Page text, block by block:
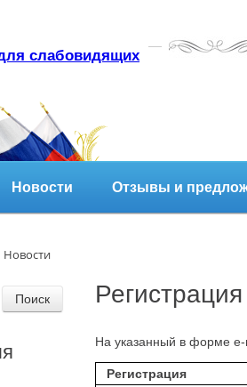
слабовидящих
Новости Отзывы и
Новости
Регистрация
На указанный в форме e-
Регистрация